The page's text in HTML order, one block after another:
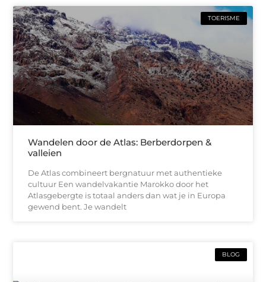
TOERISME
Wandelen door de Atlas: Berberdorpen &
valleien
De Atlas combineert bergnatuur met authentieke
cultuur Een wandelvakantie Marokko door het
Atlasgebergte is totaal anders dan wat je in Europa
gewend bent. Je wandelt
BLOG